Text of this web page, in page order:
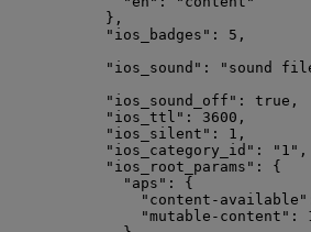
},
"ios_badges" : 5
"ios_sound" : " sound
"ios_sound_off" : true
"ios_ttl" : 3600
"ios_silent" : 1
"ios_category_id" : " 1 "
"ios_root_params" :
"aps" : {
"content-available"
"mutable-content" :